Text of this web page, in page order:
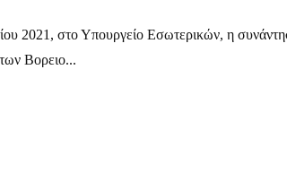
2021, στο Υπουργείο Εσωτερικών, η
Βορειο...